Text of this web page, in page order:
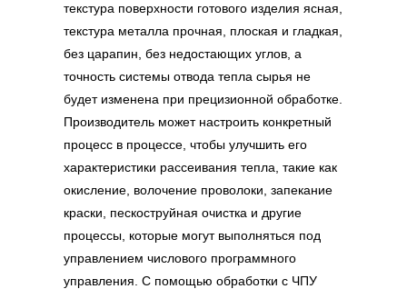
текстура поверхности готового изделия ясная,
текстура металла прочная, плоская и гладкая,
без царапин, без недостающих углов, а
точность системы отвода тепла сырья не
будет изменена при прецизионной обработке.
Производитель может настроить конкретный
процесс в процессе, чтобы улучшить его
характеристики рассеивания тепла, такие как
окисление, волочение проволоки, запекание
краски, пескоструйная очистка и другие
процессы, которые могут выполняться под
управлением числового программного
управления. С помощью обработки с ЧПУ